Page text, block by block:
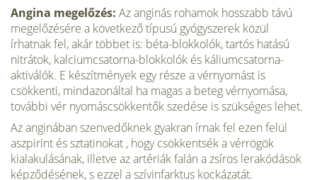
Angina megelőzés: Az anginás rohamok hosszabb távú
megelőzésére a következő típusú gyógyszerek közül
írhatnak fel, akár többet is: béta-blokkolók, tartós hatású
nitrátok, kalciumcsatorna-blokkolók és káliumcsatorna-
aktiválók. E készítmények egy része a vérnyomást is
csökkenti, mindazonáltal ha magas a beteg vérnyomása,
további vér nyomáscsökkentők szedése is szükséges lehet.
Az anginában szenvedőknek gyakran írnak fel ezen felül
aszpirint és sztatinokat , hogy csökkentsék a vérrögök
kialakulásának, illetve az artériák falán a zsíros lerakódások
képződésének, s ezzel a szívinfarktus kockázatát.